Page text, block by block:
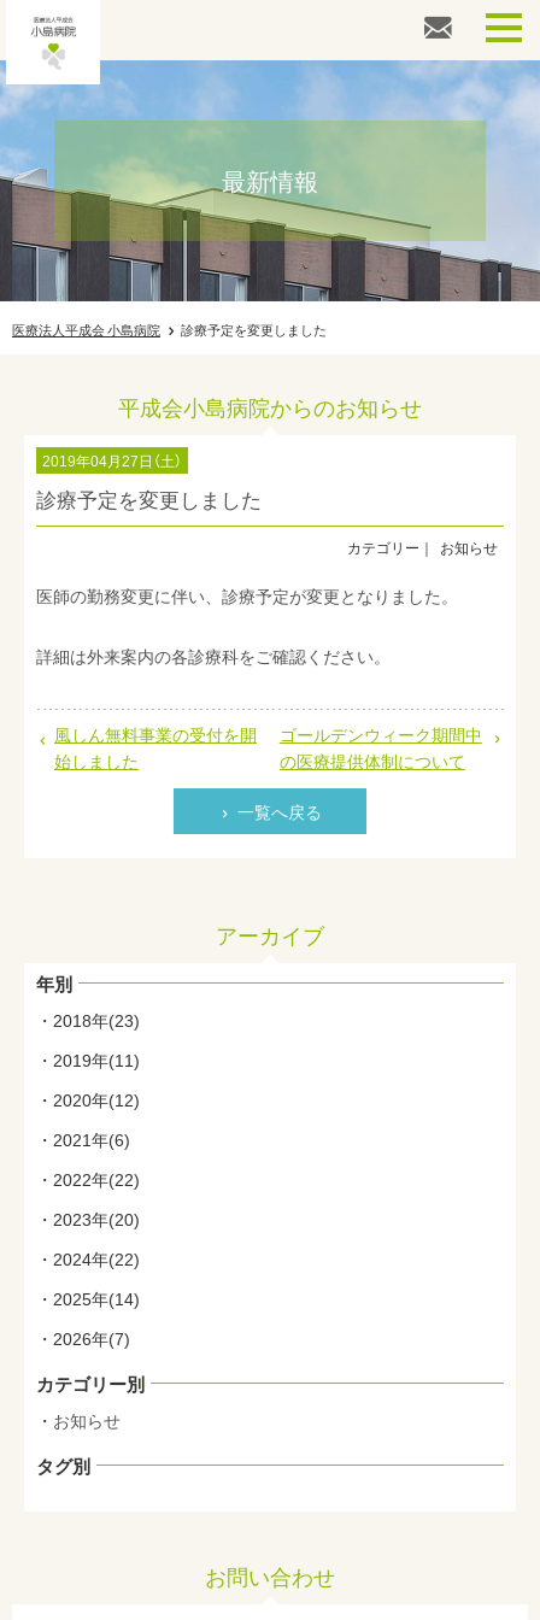
外来診察専用番号
026-217-3861
健診・ドック専用番号
その他お問い合わせ
人間ドック
外来案内
在宅支援サービス
小島病院について
最新情報
医療法人平成会 小島病院 診療予定を変更しました
平成会小島病院からのお知らせ
2019年04月27日（土）
診療予定を変更しました
お知らせ
医師の勤務変更に伴い、診療予定が変更となりました。
詳細は外来案内の各診療科をご確認ください。
風しん無料事業の受付を開
始しました
一覧へ戻る
ゴールデンウィーク期間中
の医療提供体制について
アーカイブ
年別
2018年(23)
2019年(11)
2020年(12)
2021年(6)
2022年(22)
2023年(20)
2024年(22)
2025年(14)
2026年(7)
カテゴリー別
お知らせ
タグ別
お問い合わせ